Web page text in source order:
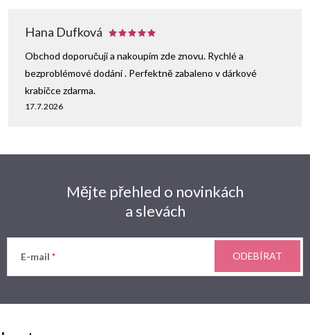
Hana Dufková
17.7.2026
Obchod doporučuji a nakoupím zde znovu. Rychlé a
bezproblémové dodání . Perfektně zabaleno v dárkové
krabičce zdarma.
Mějte přehled o novinkách
a slevách
E-mail ODEBÍRAT